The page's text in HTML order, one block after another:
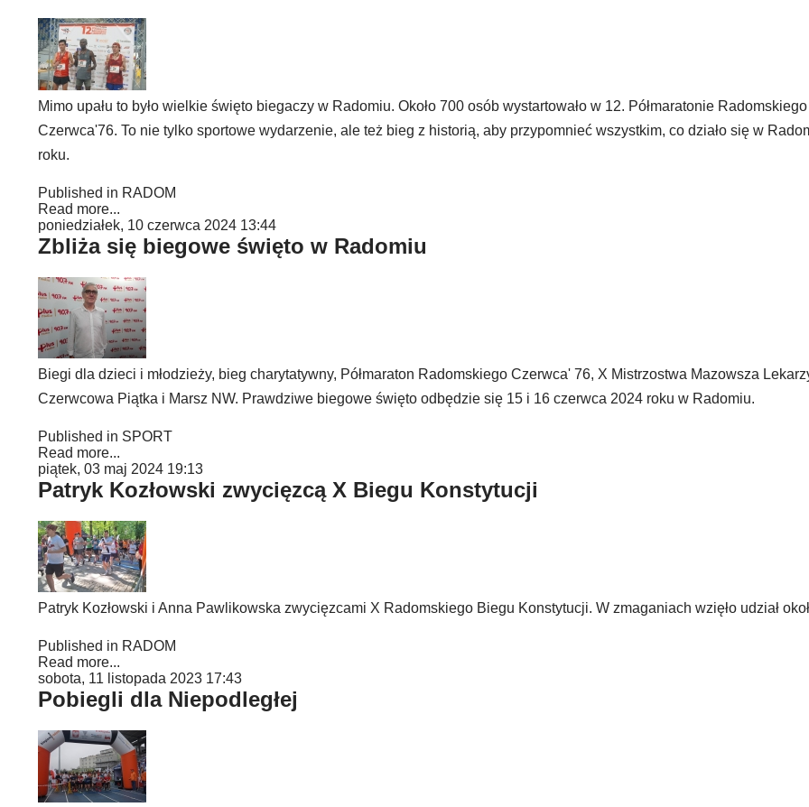
Mimo upału to było wielkie święto biegaczy w Radomiu. Około 700 osób wystartowało w 12. Półmaratonie Radomskiego
Czerwca'76. To nie tylko sportowe wydarzenie, ale też bieg z historią, aby przypomnieć wszystkim, co działo się w
roku.
Published in RADOM
Read more...
poniedziałek, 10 czerwca 2024 13:44
Zbliża się biegowe święto w Radomiu
Biegi dla dzieci i młodzieży, bieg charytatywny, Półmaraton Radomskiego Czerwca' 76, X Mistrzostwa Mazowsza
Czerwcowa Piątka i Marsz NW. Prawdziwe biegowe święto odbędzie się 15 i 16 czerwca 2024 roku w Radomiu.
Published in SPORT
Read more...
piątek, 03 maj 2024 19:13
Patryk Kozłowski zwycięzcą X Biegu Konstytucji
Patryk Kozłowski i Anna Pawlikowska zwycięzcami X Radomskiego Biegu Konstytucji. W zmaganiach wzięło udział
Published in RADOM
Read more...
sobota, 11 listopada 2023 17:43
Pobiegli dla Niepodległej